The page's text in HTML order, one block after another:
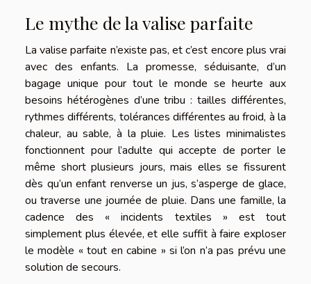
Le mythe de la valise parfaite
La valise parfaite n’existe pas, et c’est encore plus vrai
avec des enfants. La promesse, séduisante, d’un
bagage unique pour tout le monde se heurte aux
besoins hétérogènes d’une tribu : tailles différentes,
rythmes différents, tolérances différentes au froid, à la
chaleur, au sable, à la pluie. Les listes minimalistes
fonctionnent pour l’adulte qui accepte de porter le
même short plusieurs jours, mais elles se fissurent
dès qu’un enfant renverse un jus, s’asperge de glace,
ou traverse une journée de pluie. Dans une famille, la
cadence des « incidents textiles » est tout
simplement plus élevée, et elle suffit à faire exploser
le modèle « tout en cabine » si l’on n’a pas prévu une
solution de secours.